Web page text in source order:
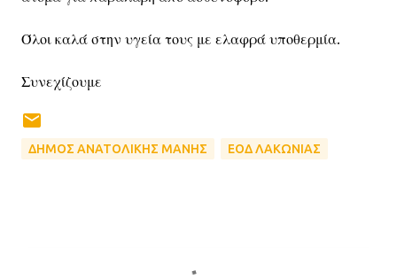
Όλοι καλά στην υγεία τους με ελαφρά υποθερμία.
Συνεχίζουμε
ΔΗΜΟΣ ΑΝΑΤΟΛΙΚΗΣ ΜΑΝΗΣ ΕΟΔ ΛΑΚΩΝΙΑΣ